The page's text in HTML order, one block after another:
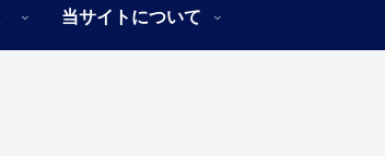
当サイトについて